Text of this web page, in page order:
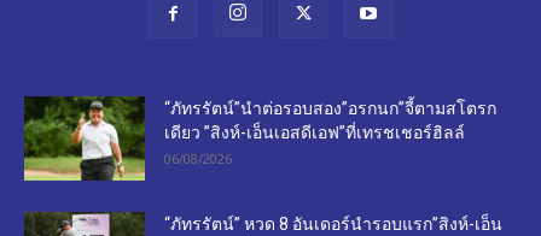
“ภัทรรัตน์”นำต่อรอบสอง”อรกนก”จี้ตามสโตรก
เดียว ”สิงห์-เอ็นเอสดีเอฟ”ที่เทรชเชอร์ฮิลล์
06/08/2026
“ภัทรรัตน์” หวด 8 อันเดอร์นำรอบแรก”สิงห์-เอ็น